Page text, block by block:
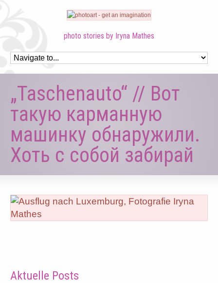
photo stories by Iryna Mathes
„Taschenauto“ // Вот
такую карманную
машинку обнаружили.
Хоть с собой забирай
Aktuelle Posts